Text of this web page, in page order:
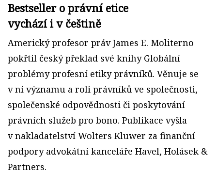
Bestseller o právní etice
vychází i v češtině
Americký profesor práv James E. Moliterno
pokřtil český překlad své knihy Globální
problémy profesní etiky právníků. Věnuje se
v ní významu a roli právníků ve společnosti,
společenské odpovědnosti či poskytování
právních služeb pro bono. Publikace vyšla
v nakladatelství Wolters Kluwer za finanční
podpory advokátní kanceláře Havel, Holásek &
Partners.